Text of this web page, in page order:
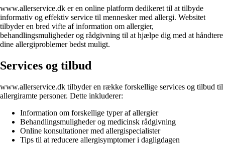
www.allerservice.dk er en online platform dedikeret til at tilbyde
informativ og effektiv service til mennesker med allergi. Websitet
tilbyder en bred vifte af information om allergier,
behandlingsmuligheder og rådgivning til at hjælpe dig med at håndtere
dine allergiproblemer bedst muligt.
Services og tilbud
www.allerservice.dk tilbyder en række forskellige services og tilbud til
allergiramte personer. Dette inkluderer:
Information om forskellige typer af allergier
Behandlingsmuligheder og medicinsk rådgivning
Online konsultationer med allergispecialister
Tips til at reducere allergisymptomer i dagligdagen